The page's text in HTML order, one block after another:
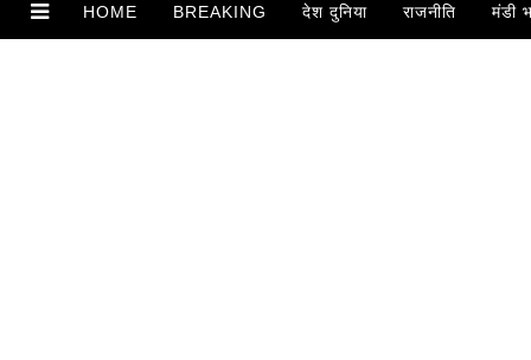
HOME BREAKING देश दुनिया राजनीति मंडी